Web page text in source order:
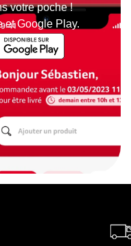
votre poche !
et Google Play.